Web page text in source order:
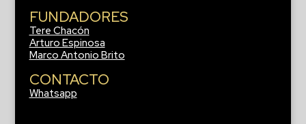
FUNDADORES
Tere Chacón
Arturo Espinosa
Marco Antonio Brito
CONTACTO
Whatsapp